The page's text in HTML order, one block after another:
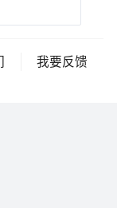
我要反馈